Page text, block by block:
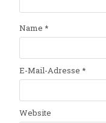
Name *
E-Mail-Adresse *
Website